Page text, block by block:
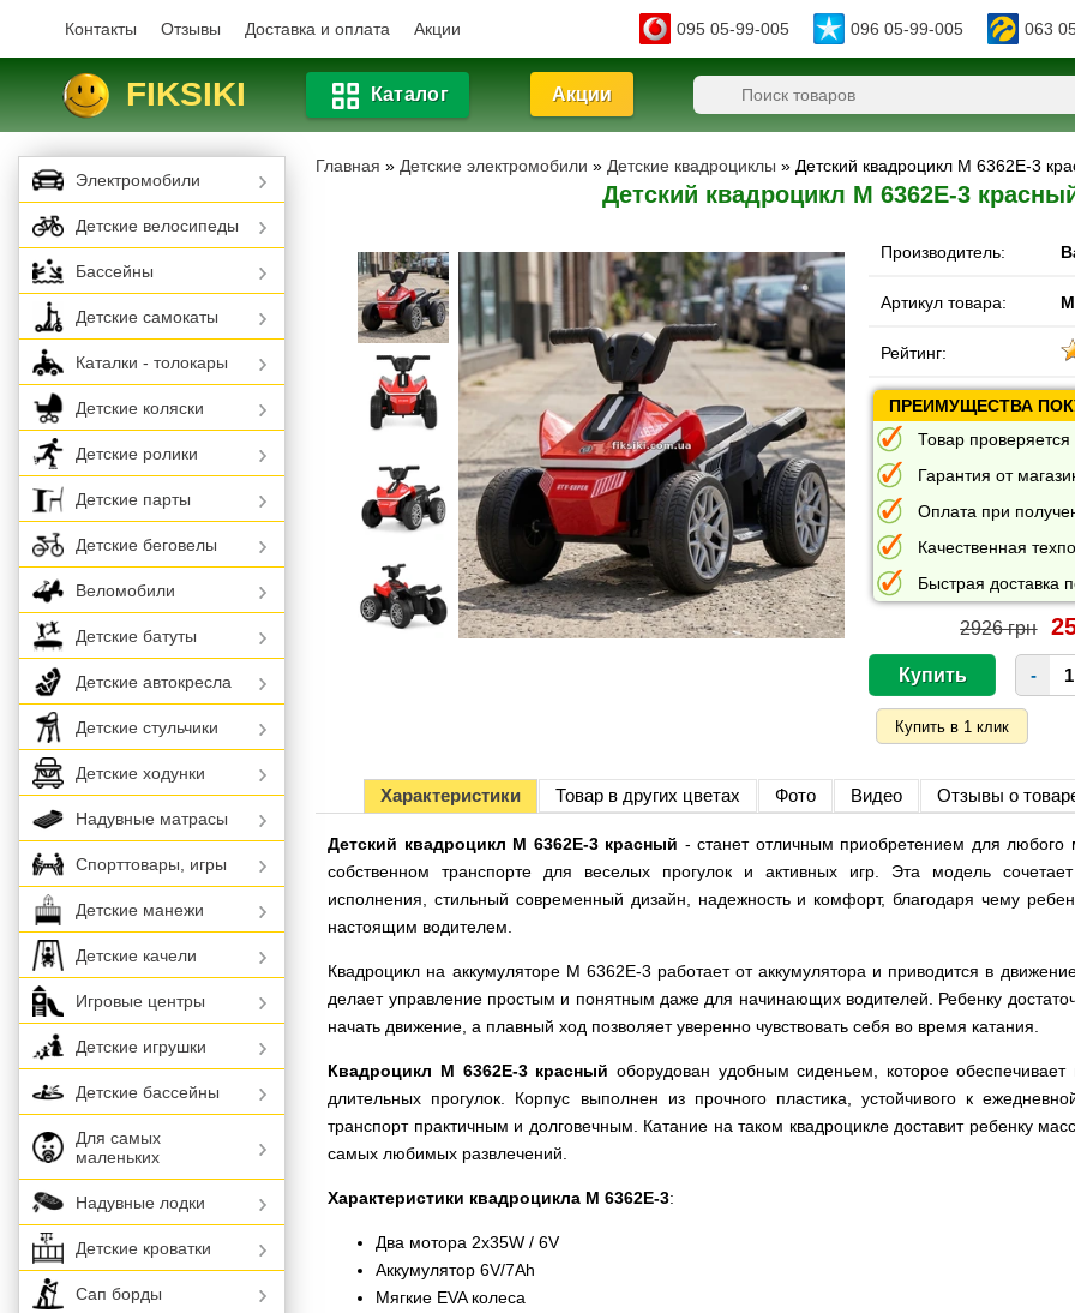
Контакты Отзывы Доставка и оплата Акции 095 05-99-005 096 05-99-005 063
FIKSIKI Каталог Акции
Главная » Детские электромобили » Детские квадроциклы » Детский квадроцикл M 6362E-3
Детский квадроцикл M 6362E-3
Производитель:
Артикул товара:
Рейтинг:
ПРЕИМУЩЕСТВА
Товар
Гарантия от
Оплата при
Качественная
Быстрая доставка
2926 грн
-
Характеристики Товар в других цветах Фото Видео Отзывы о
Детский квадроцикл M 6362E-3 красный - станет отличным приобретением для
собственном транспорте для веселых прогулок и активных игр. Эта модель
исполнения, стильный современный дизайн, надежность и комфорт, благодаря чему
настоящим водителем.
Квадроцикл на аккумуляторе M 6362E-3 работает от аккумулятора и приводится в
делает управление простым и понятным даже для начинающих водителей. Ребенку
начать движение, а плавный ход позволяет уверенно чувствовать себя во время катания.
Квадроцикл M 6362E-3 красный оборудован удобным сиденьем, которое
длительных прогулок. Корпус выполнен из прочного пластика, устойчивого к
транспорт практичным и долговечным. Катание на таком квадроцикле доставит ребенку
самых любимых развлечений.
Характеристики квадроцикла M 6362E-3:
Два мотора 2х35W / 6V
Аккумулятор 6V/7Ah
Мягкие EVA колеса
Электромобили
Детские велосипеды
Бассейны
Детские самокаты
Каталки - толокары
Детские коляски
Детские ролики
Детские парты
Детские беговелы
Веломобили
Детские батуты
Детские автокресла
Детские стульчики
Детские ходунки
Надувные матрасы
Спорттовары, игры
Детские манежи
Детские качели
Игровые центры
Детские игрушки
Детские бассейны
Для самых
маленьких
Надувные лодки
Детские кроватки
Сап борды